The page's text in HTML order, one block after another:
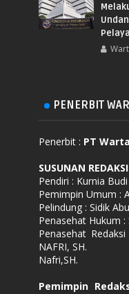
PENERBIT
Penerbit : PT
SUSUNAN REDAKSI
Pendiri : Kurnia
Pemimpin Umum :
Pelindung : Sidik
Penasehat Hukum :
Penasehat
NAFRI, SH.
Nafri,SH.
Pemimpin